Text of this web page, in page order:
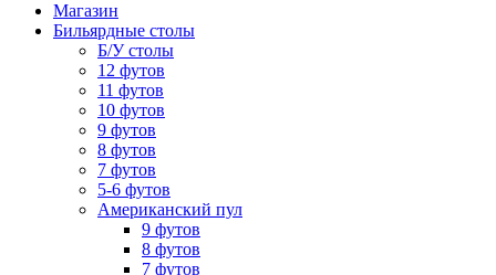
Магазин
Бильярдные столы
Б/У столы
12 футов
11 футов
10 футов
9 футов
8 футов
7 футов
5-6 футов
Американский пул
9 футов
8 футов
7 футов